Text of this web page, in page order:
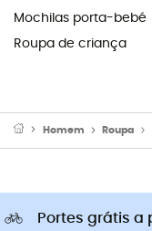
Mochilas porta-bebé
Roupa de criança
Homem Roupa
Portes grátis a